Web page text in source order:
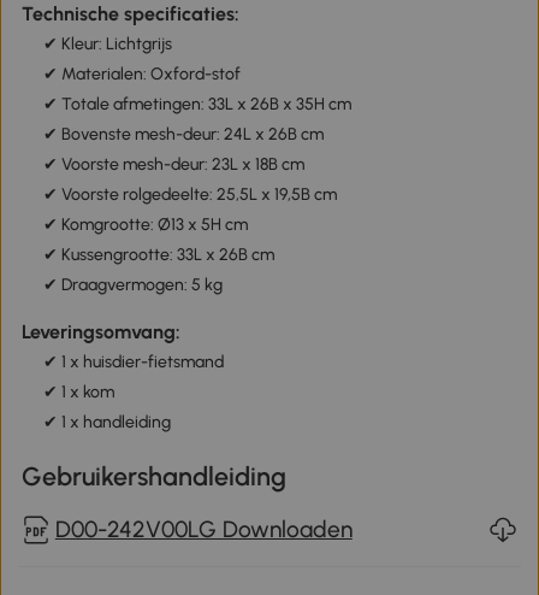
Technische specificaties:
✔ Kleur: Lichtgrijs
✔ Materialen: Oxford-stof
✔ Totale afmetingen: 33L x 26B x 35H cm
✔ Bovenste mesh-deur: 24L x 26B cm
✔ Voorste mesh-deur: 23L x 18B cm
✔ Voorste rolgedeelte: 25,5L x 19,5B cm
✔ Komgrootte: Ø13 x 5H cm
✔ Kussengrootte: 33L x 26B cm
✔ Draagvermogen: 5 kg
Leveringsomvang:
✔ 1 x huisdier-fietsmand
✔ 1 x kom
✔ 1 x handleiding
Gebruikershandleiding
D00-242V00LG Downloaden